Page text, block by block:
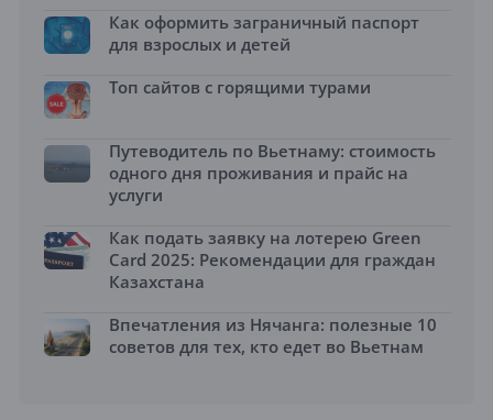
Как оформить заграничный паспорт
для взрослых и детей
Топ сайтов с горящими турами
Путеводитель по Вьетнаму: стоимость
одного дня проживания и прайс на
услуги
Как подать заявку на лотерею Green
Card 2025: Рекомендации для граждан
Казахстана
Впечатления из Нячанга: полезные 10
советов для тех, кто едет во Вьетнам